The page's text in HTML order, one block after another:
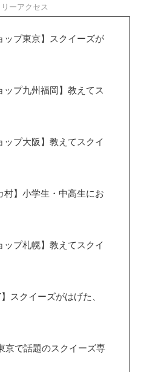
ーアクセス
ップ東京】スクイーズが
ップ九州福岡】教えてス
ップ大阪】教えてスクイ
村】小学生・中高生にお
ップ札幌】教えてスクイ
スクイーズがはげた、
京で話題のスクイーズ専